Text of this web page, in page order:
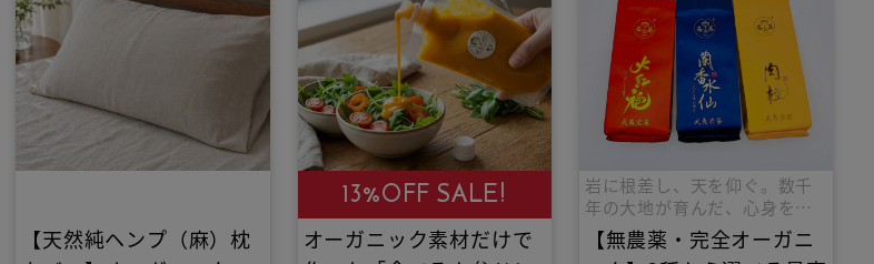
ィーな香りと生きた栄養
で、いつもの料理が高級
レストランの味わいに変
わる！
ンの冷えから体を守り、
圧倒的な吸湿発散性で寝
汗の蒸れを瞬時に逃がす
極上の肌掛け
え・睡眠中の寝汗を一枚
で完璧にコントロール！
最高級の安眠時間をあな
たに。
【天然純ヘンプ（麻）枕
13%OFF SALE!
オーガニック素材だけで
岩に根差し、天を仰ぐ。数千
年の大地が育んだ、心身を整
える一滴。
【無農薬・完全オーガニ